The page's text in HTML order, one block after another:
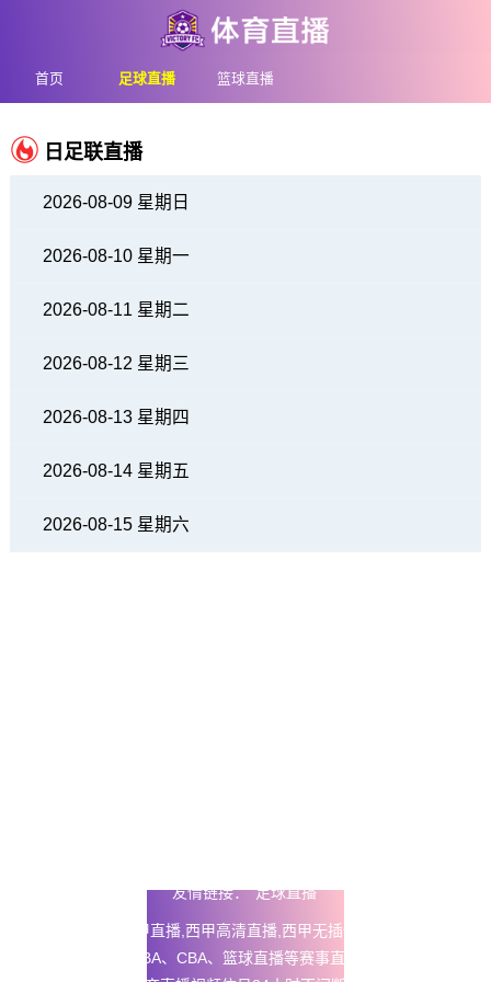
首页 足球直播 篮球直播
日足联直播
2026-08-09 星期日
2026-08-10 星期一
2026-08-11 星期二
2026-08-12 星期三
2026-08-13 星期四
2026-08-14 星期五
2026-08-15 星期六
友情链接：足球直播
提供西甲直播,西甲高清直播,西甲无插件免费直播以及五
大联赛直播、NBA、CBA、篮球直播等赛事直播在线观看无插